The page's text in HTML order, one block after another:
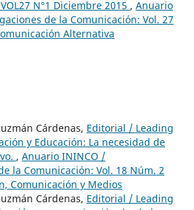
N°1 Diciembre 2015 , Anuario
de la Comunicación: Vol. 27
Alternativa
Cárdenas, Editorial / Leading
y Educación: La necesidad de
, Anuario ININCO /
la Comunicación: Vol. 18 Núm. 2
Comunicación y Medios
Cárdenas, Editorial / Leading